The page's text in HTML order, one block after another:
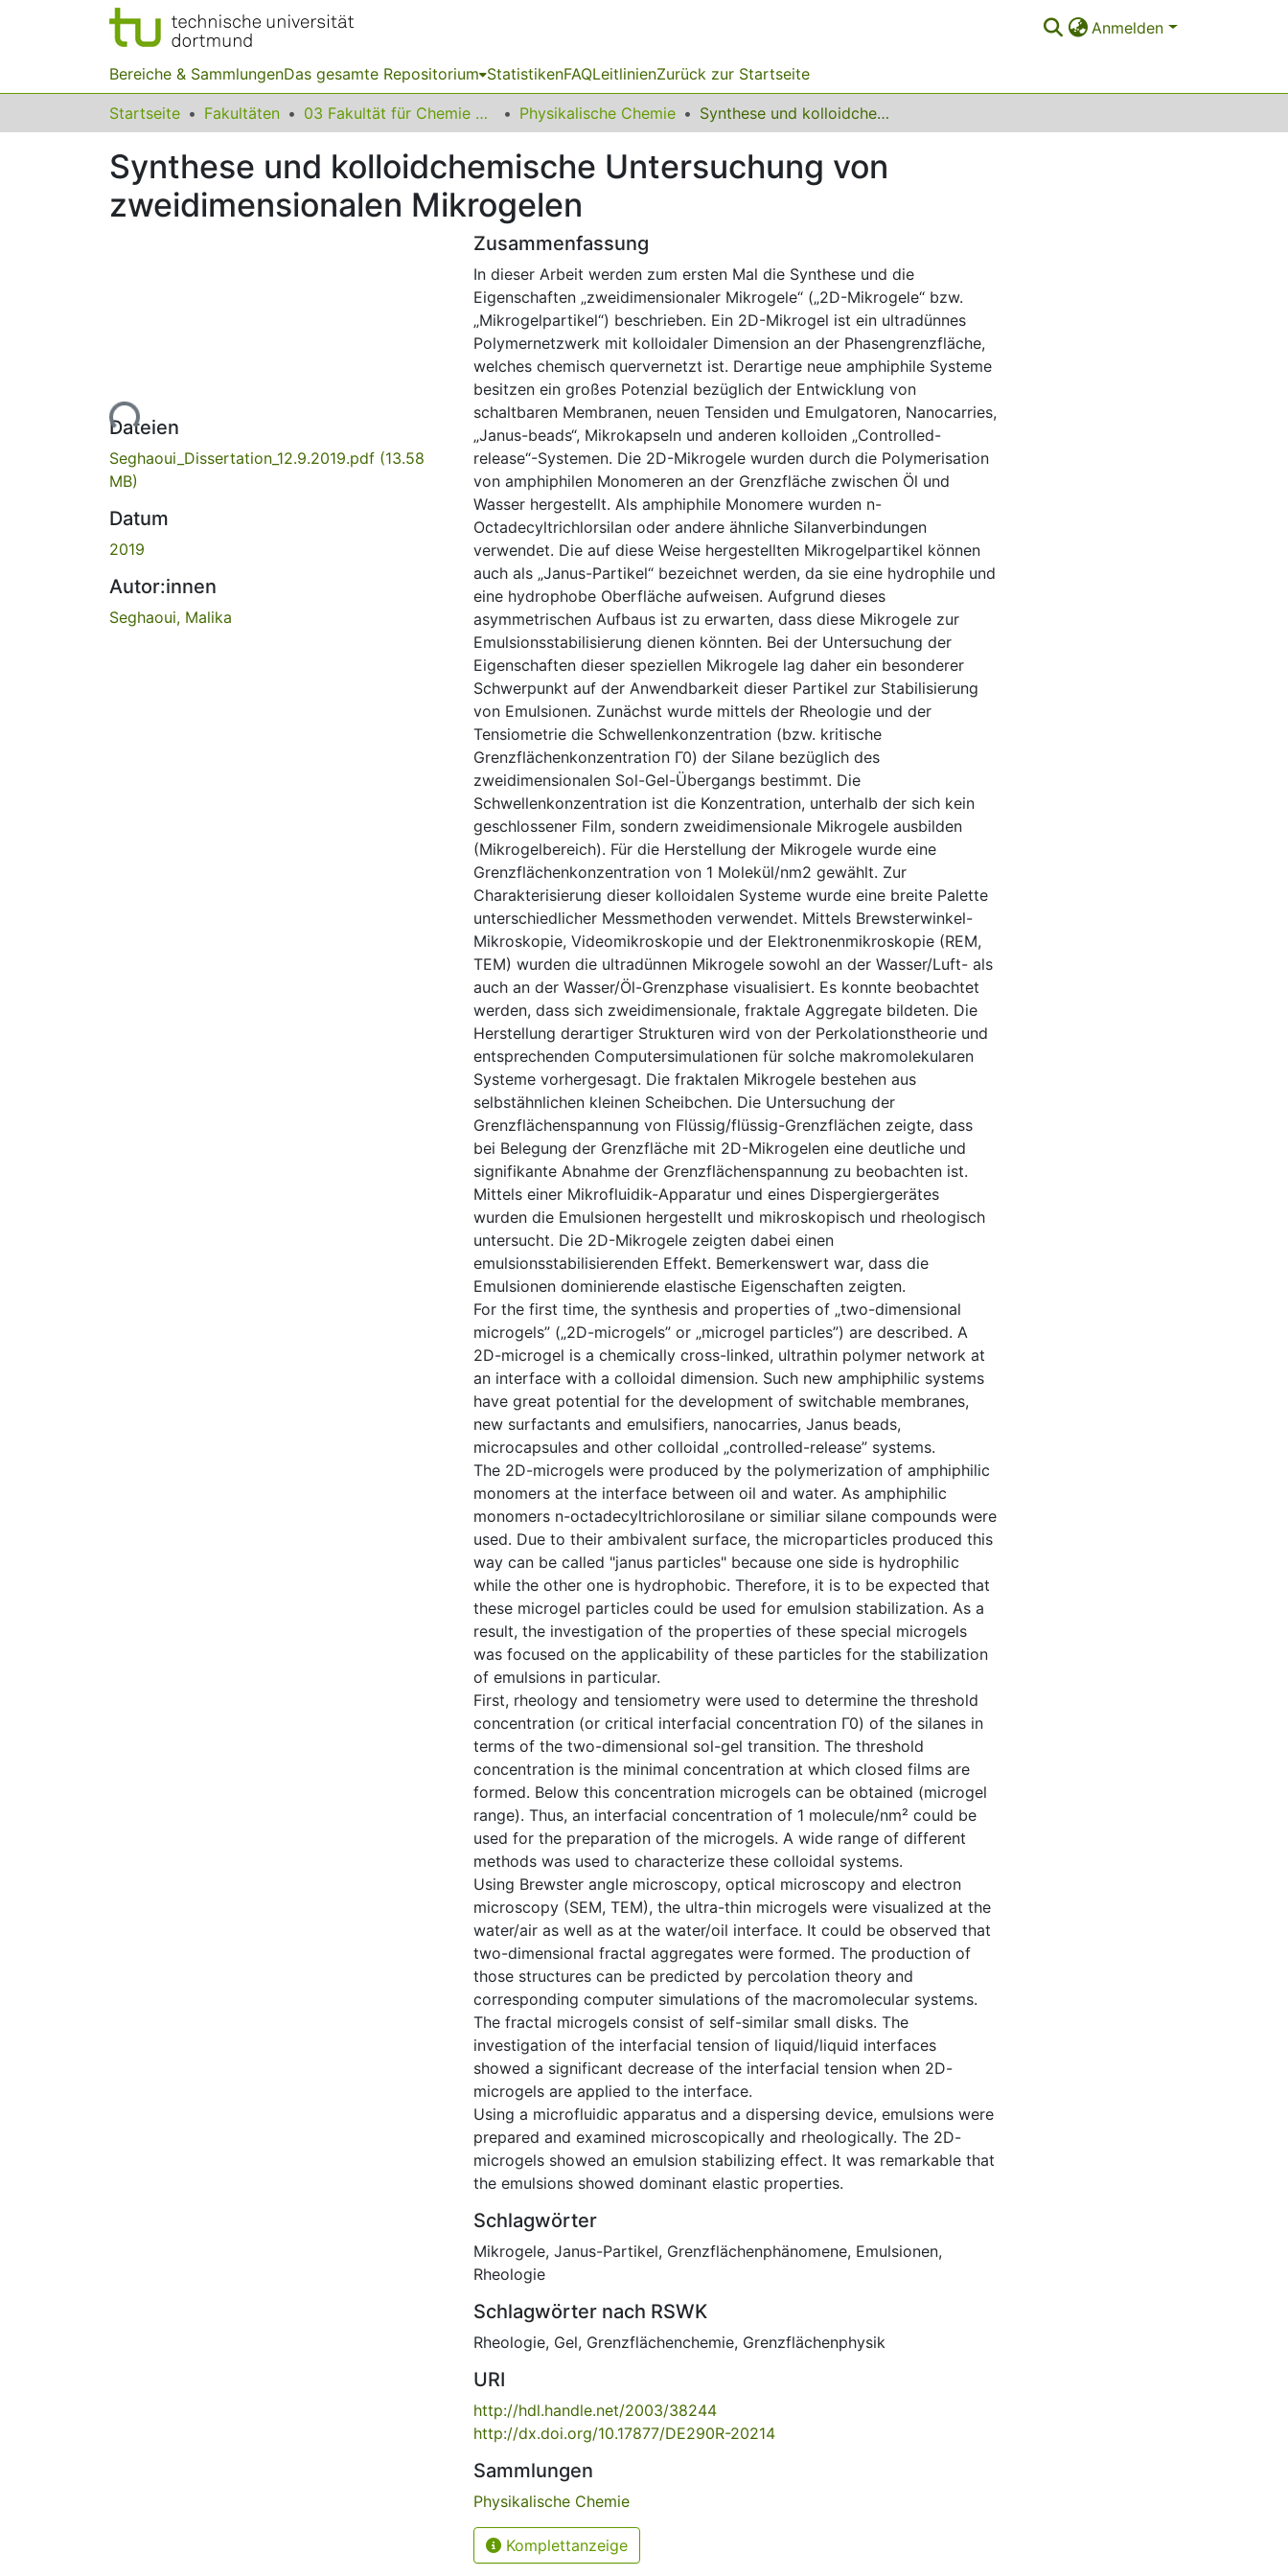
Anmelden
Bereiche & SammlungenDas gesamte Repositorium StatistikenFAQLeitlinienZurück zur Startseite
Startseite Fakultäten 03 Fakultät für Chemie und Chemische Biologie Physikalische Chemie Synthese und kolloidchemische Untersuchung von zweidimensionalen Mikrogelen
Synthese und kolloidchemische Untersuchung von
zweidimensionalen Mikrogelen
Lade...
Dateien
Seghaoui_Dissertation_12.9.2019.pdf (13.58
MB)
Datum
2019
Autor:innen
Seghaoui, Malika
Zusammenfassung
In dieser Arbeit werden zum ersten Mal die Synthese und die
Eigenschaften „zweidimensionaler Mikrogele“ („2D-Mikrogele“ bzw.
„Mikrogelpartikel“) beschrieben. Ein 2D-Mikrogel ist ein ultradünnes
Polymernetzwerk mit kolloidaler Dimension an der Phasengrenzfläche,
welches chemisch quervernetzt ist. Derartige neue amphiphile Systeme
besitzen ein großes Potenzial bezüglich der Entwicklung von
schaltbaren Membranen, neuen Tensiden und Emulgatoren, Nanocarries,
„Janus-beads“, Mikrokapseln und anderen kolloiden „Controlled-
release“-Systemen. Die 2D-Mikrogele wurden durch die Polymerisation
von amphiphilen Monomeren an der Grenzfläche zwischen Öl und
Wasser hergestellt. Als amphiphile Monomere wurden n-
Octadecyltrichlorsilan oder andere ähnliche Silanverbindungen
verwendet. Die auf diese Weise hergestellten Mikrogelpartikel können
auch als „Janus-Partikel“ bezeichnet werden, da sie eine hydrophile und
eine hydrophobe Oberfläche aufweisen. Aufgrund dieses
asymmetrischen Aufbaus ist zu erwarten, dass diese Mikrogele zur
Emulsionsstabilisierung dienen könnten. Bei der Untersuchung der
Eigenschaften dieser speziellen Mikrogele lag daher ein besonderer
Schwerpunkt auf der Anwendbarkeit dieser Partikel zur Stabilisierung
von Emulsionen. Zunächst wurde mittels der Rheologie und der
Tensiometrie die Schwellenkonzentration (bzw. kritische
Grenzflächenkonzentration Γ0) der Silane bezüglich des
zweidimensionalen Sol-Gel-Übergangs bestimmt. Die
Schwellenkonzentration ist die Konzentration, unterhalb der sich kein
geschlossener Film, sondern zweidimensionale Mikrogele ausbilden
(Mikrogelbereich). Für die Herstellung der Mikrogele wurde eine
Grenzflächenkonzentration von 1 Molekül/nm2 gewählt. Zur
Charakterisierung dieser kolloidalen Systeme wurde eine breite Palette
unterschiedlicher Messmethoden verwendet. Mittels Brewsterwinkel-
Mikroskopie, Videomikroskopie und der Elektronenmikroskopie (REM,
TEM) wurden die ultradünnen Mikrogele sowohl an der Wasser/Luft- als
auch an der Wasser/Öl-Grenzphase visualisiert. Es konnte beobachtet
werden, dass sich zweidimensionale, fraktale Aggregate bildeten. Die
Herstellung derartiger Strukturen wird von der Perkolationstheorie und
entsprechenden Computersimulationen für solche makromolekularen
Systeme vorhergesagt. Die fraktalen Mikrogele bestehen aus
selbstähnlichen kleinen Scheibchen. Die Untersuchung der
Grenzflächenspannung von Flüssig/flüssig-Grenzflächen zeigte, dass
bei Belegung der Grenzfläche mit 2D-Mikrogelen eine deutliche und
signifikante Abnahme der Grenzflächenspannung zu beobachten ist.
Mittels einer Mikrofluidik-Apparatur und eines Dispergiergerätes
wurden die Emulsionen hergestellt und mikroskopisch und rheologisch
untersucht. Die 2D-Mikrogele zeigten dabei einen
emulsionsstabilisierenden Effekt. Bemerkenswert war, dass die
Emulsionen dominierende elastische Eigenschaften zeigten.
For the first time, the synthesis and properties of „two-dimensional
microgels” („2D-microgels” or „microgel particles”) are described. A
2D-microgel is a chemically cross-linked, ultrathin polymer network at
an interface with a colloidal dimension. Such new amphiphilic systems
have great potential for the development of switchable membranes,
new surfactants and emulsifiers, nanocarries, Janus beads,
microcapsules and other colloidal „controlled-release” systems.
The 2D-microgels were produced by the polymerization of amphiphilic
monomers at the interface between oil and water. As amphiphilic
monomers n-octadecyltrichlorosilane or similiar silane compounds were
used. Due to their ambivalent surface, the microparticles produced this
way can be called "janus particles" because one side is hydrophilic
while the other one is hydrophobic. Therefore, it is to be expected that
these microgel particles could be used for emulsion stabilization. As a
result, the investigation of the properties of these special microgels
was focused on the applicability of these particles for the stabilization
of emulsions in particular.
First, rheology and tensiometry were used to determine the threshold
concentration (or critical interfacial concentration Γ0) of the silanes in
terms of the two-dimensional sol-gel transition. The threshold
concentration is the minimal concentration at which closed films are
formed. Below this concentration microgels can be obtained (microgel
range). Thus, an interfacial concentration of 1 molecule/nm² could be
used for the preparation of the microgels. A wide range of different
methods was used to characterize these colloidal systems.
Using Brewster angle microscopy, optical microscopy and electron
microscopy (SEM, TEM), the ultra-thin microgels were visualized at the
water/air as well as at the water/oil interface. It could be observed that
two-dimensional fractal aggregates were formed. The production of
those structures can be predicted by percolation theory and
corresponding computer simulations of the macromolecular systems.
The fractal microgels consist of self-similar small disks. The
investigation of the interfacial tension of liquid/liquid interfaces
showed a significant decrease of the interfacial tension when 2D-
microgels are applied to the interface.
Using a microfluidic apparatus and a dispersing device, emulsions were
prepared and examined microscopically and rheologically. The 2D-
microgels showed an emulsion stabilizing effect. It was remarkable that
the emulsions showed dominant elastic properties.
Schlagwörter
Mikrogele, Janus-Partikel, Grenzflächenphänomene, Emulsionen,
Rheologie
Schlagwörter nach RSWK
Rheologie, Gel, Grenzflächenchemie, Grenzflächenphysik
URI
http://hdl.handle.net/2003/38244
http://dx.doi.org/10.17877/DE290R-20214
Sammlungen
Physikalische Chemie
Komplettanzeige